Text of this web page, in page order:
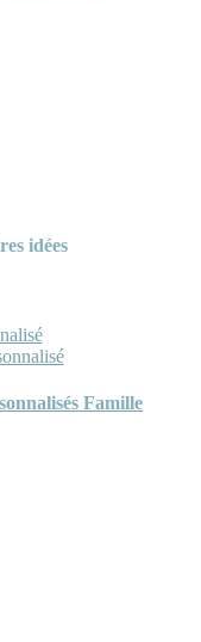
idées
Famille